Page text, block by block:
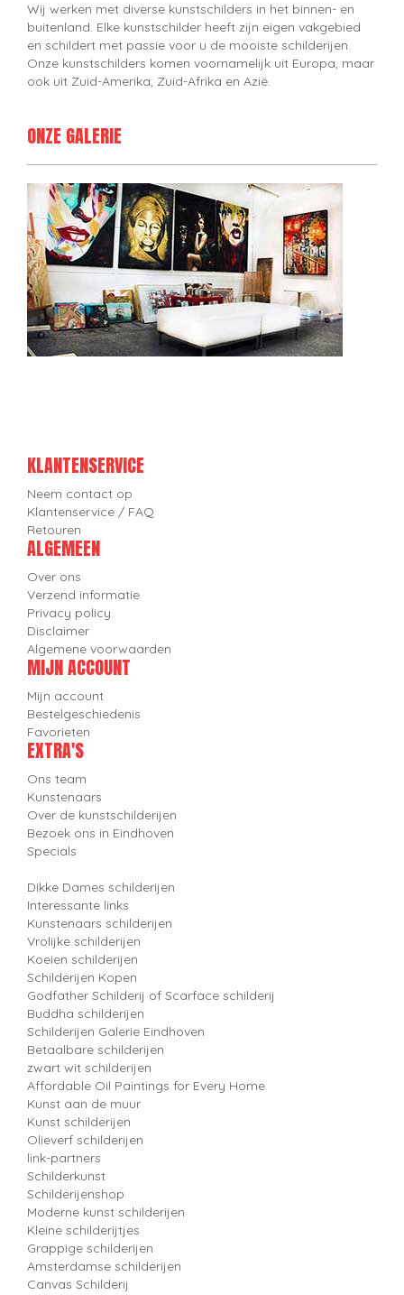
Wij werken met diverse kunstschilders in het binnen- en
buitenland. Elke kunstschilder heeft zijn eigen vakgebied
en schildert met passie voor u de mooiste schilderijen.
Onze kunstschilders komen voornamelijk uit Europa, maar
ook uit Zuid-Amerika, Zuid-Afrika en Azië.
ONZE GALERIE
KLANTENSERVICE
Neem contact op
Klantenservice / FAQ
Retouren
ALGEMEEN
Over ons
Verzend informatie
Privacy policy
Disclaimer
Algemene voorwaarden
MIJN ACCOUNT
Mijn account
Bestelgeschiedenis
Favorieten
EXTRA'S
Ons team
Kunstenaars
Over de kunstschilderijen
Bezoek ons in Eindhoven
Specials
Dikke Dames schilderijen
Interessante links
Kunstenaars schilderijen
Vrolijke schilderijen
Koeien schilderijen
Schilderijen Kopen
Godfather Schilderij of Scarface schilderij
Buddha schilderijen
Schilderijen Galerie Eindhoven
Betaalbare schilderijen
zwart wit schilderijen
Affordable Oil Paintings for Every Home
Kunst aan de muur
Kunst schilderijen
Olieverf schilderijen
link-partners
Schilderkunst
Schilderijenshop
Moderne kunst schilderijen
Kleine schilderijtjes
Grappige schilderijen
Amsterdamse schilderijen
Canvas Schilderij